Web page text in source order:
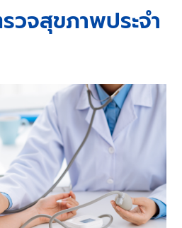
วจสุขภาพประจำ